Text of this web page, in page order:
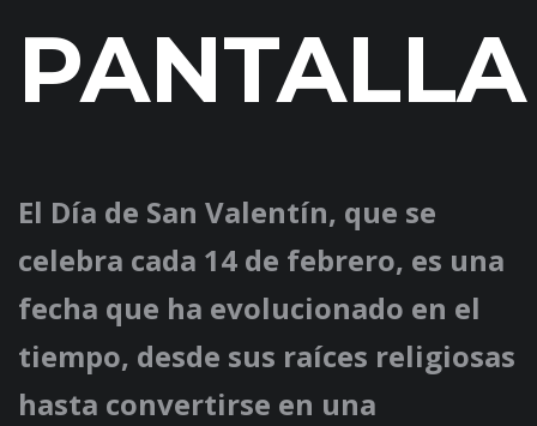
PANTALLA
El Día de San Valentín, que se
celebra cada 14 de febrero, es una
fecha que ha evolucionado en el
tiempo, desde sus raíces religiosas
hasta convertirse en una